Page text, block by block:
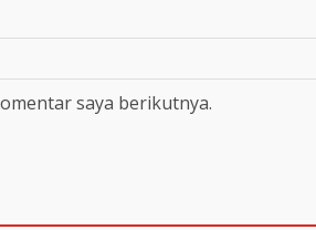
saya berikutnya.